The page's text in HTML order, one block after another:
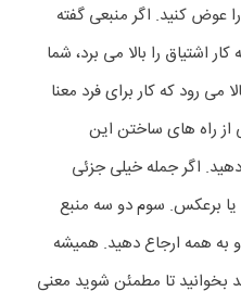
عوض کنید. اگر منبعی گفته
اشتیاق را بالا می برد، شما
می رود که کار برای فرد معنا
راه های ساختن این
اگر جمله خیلی جزئی
یا برعکس. سوم دو سه منبع
به همه ارجاع دهید. همیشه
بخوانید تا مطمئن شوید معنی